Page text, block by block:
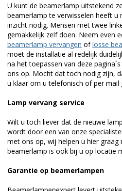
U kunt de beamerlamp uitstekend
beamerlamp te verwisselen heeft u
inzicht nodig. Mensen met twee
gemakkelijk zelf doen. Neem even
beamerlamp vervangen oflosse
moet de installatie al redelijk
na het toepassen van deze
ons op. Mocht dat toch nodig zijn,
u klaar om u telefonisch of per mail
Lamp vervang service
Wilt u toch liever dat de nieuwe
wordt door een van onze
met ons op, wij helpen u hier graag
beamerlamp is ook bij u op locatie
Garantie op beamerlampen